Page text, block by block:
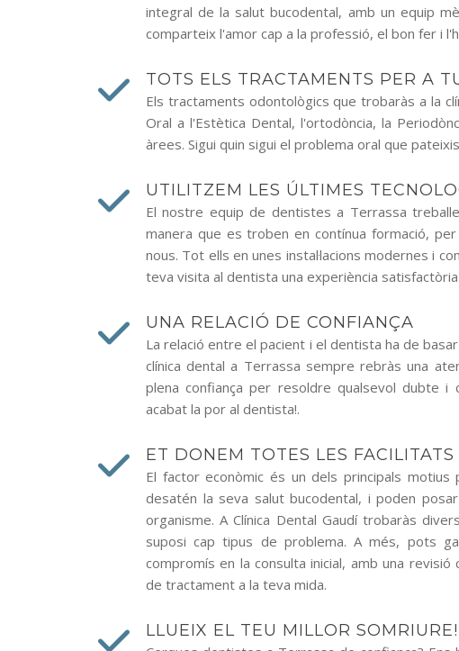
integral de la salut bucodental, amb un equip
comparteix l'amor cap a la professió, el bon fer i
TOTS ELS TRACTAMENTS PER A
Els tractaments odontològics que trobaràs a la
Oral a l'Estètica Dental, l'ortodòncia, la
àrees. Sigui quin sigui el problema oral que
UTILITZEM LES ÚLTIMES
El nostre equip de dentistes a Terrassa
manera que es troben en contínua formació,
nous. Tot ells en unes instal·lacions modernes i
teva visita al dentista una experiència
UNA RELACIÓ DE CONFIANÇA
La relació entre el pacient i el dentista ha de
clínica dental a Terrassa sempre rebràs una
plena confiança per resoldre qualsevol dubte i
acabat la por al dentista!.
ET DONEM TOTES LES FACILITATS
El factor econòmic és un dels principals
desatén la seva salut bucodental, i poden
organisme. A Clínica Dental Gaudí trobaràs
suposi cap tipus de problema. A més, pots
compromís en la consulta inicial, amb una
de tractament a la teva mida.
LLUEIX EL TEU MILLOR SOMRIURE!